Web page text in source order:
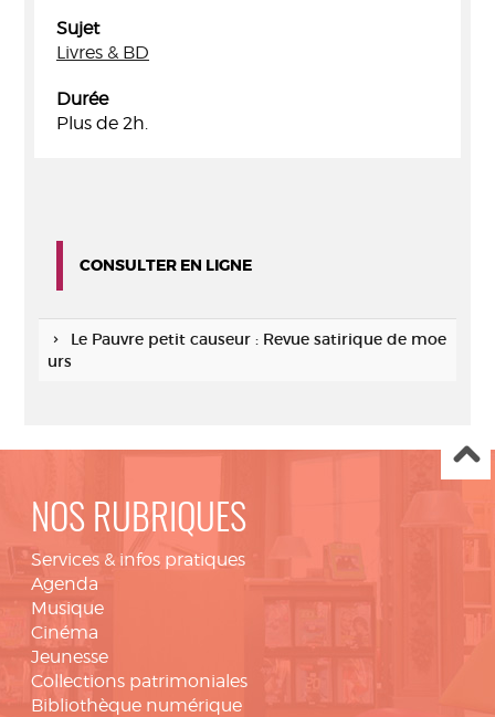
Sujet
Livres & BD
Durée
Plus de 2h.
CONSULTER EN LIGNE
Le Pauvre petit causeur : Revue satirique de moe
urs
NOS RUBRIQUES
Services & infos pratiques
Agenda
Musique
Cinéma
Jeunesse
Collections patrimoniales
Bibliothèque numérique